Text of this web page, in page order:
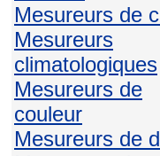
Mesureurs de
Mesureurs
climatologiques
Mesureurs de
couleur
Mesureurs de